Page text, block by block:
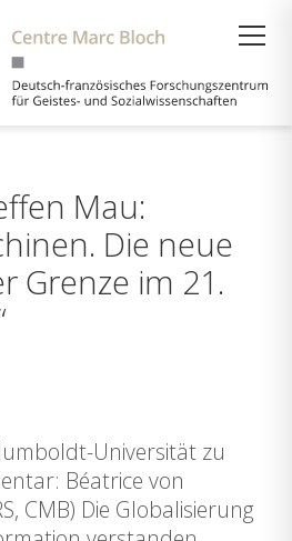
Mau:
Die neue
Grenze im 21.
Universität zu
Béatrice von
CMB) Die Globalisierung